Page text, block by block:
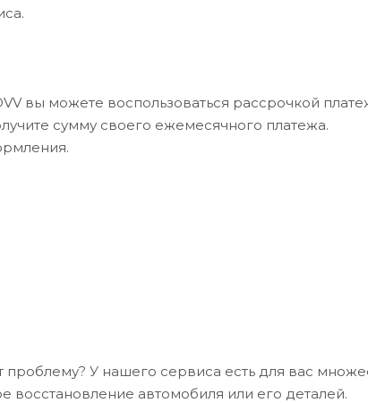
вы можете воспользоваться рассрочкой
сумму своего ежемесячного платежа.
У нашего сервиса есть для вас
восстановление автомобиля или его деталей.